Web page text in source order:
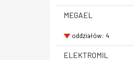
MEGAEL
oddziałów: 4
ELEKTROMIL